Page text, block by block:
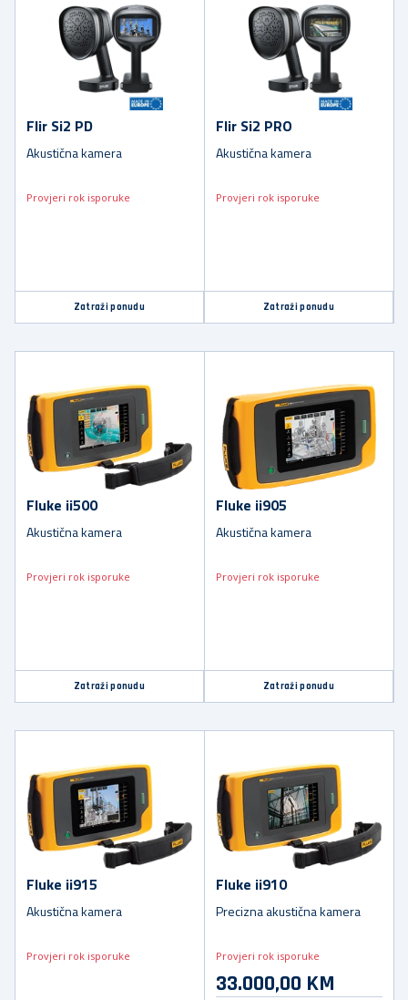
Flir Si2 PD
Akustična kamera
Provjeri rok isporuke
Zatraži ponudu
Flir Si2 PRO
Akustična kamera
Provjeri rok isporuke
Zatraži ponudu
Fluke ii500
Akustična kamera
Provjeri rok isporuke
Zatraži ponudu
Fluke ii905
Akustična kamera
Provjeri rok isporuke
Zatraži ponudu
Fluke ii915
Akustična kamera
Provjeri rok isporuke
Fluke ii910
Precizna akustična kamera
Provjeri rok isporuke
33.000,00 KM